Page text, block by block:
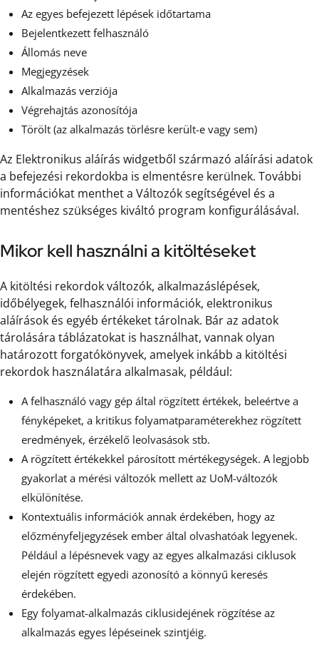
Az egyes befejezett lépések időtartama
Bejelentkezett felhasználó
Állomás neve
Megjegyzések
Alkalmazás verziója
Végrehajtás azonosítója
Törölt (az alkalmazás törlésre került-e vagy sem)
Az Elektronikus aláírás widgetből származó aláírási adatok
a befejezési rekordokba is elmentésre kerülnek. További
információkat menthet a Változók segítségével és a
mentéshez szükséges kiváltó program konfigurálásával.
Mikor kell használni a kitöltéseket
A kitöltési rekordok változók, alkalmazáslépések,
időbélyegek, felhasználói információk, elektronikus
aláírások és egyéb értékeket tárolnak. Bár az adatok
tárolására táblázatokat is használhat, vannak olyan
határozott forgatókönyvek, amelyek inkább a kitöltési
rekordok használatára alkalmasak, például:
A felhasználó vagy gép által rögzített értékek, beleértve a
fényképeket, a kritikus folyamatparaméterekhez rögzített
eredmények, érzékelő leolvasások stb.
A rögzített értékekkel párosított mértékegységek. A legjobb
gyakorlat a mérési változók mellett az UoM-változók
elkülönítése.
Kontextuális információk annak érdekében, hogy az
előzményfeljegyzések ember által olvashatóak legyenek.
Például a lépésnevek vagy az egyes alkalmazási ciklusok
elején rögzített egyedi azonosító a könnyű keresés
érdekében.
Egy folyamat-alkalmazás ciklusidejének rögzítése az
alkalmazás egyes lépéseinek szintjéig.